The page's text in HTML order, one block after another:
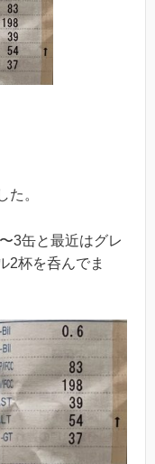
た。
3缶と最近はグレ
2杯を呑んでま